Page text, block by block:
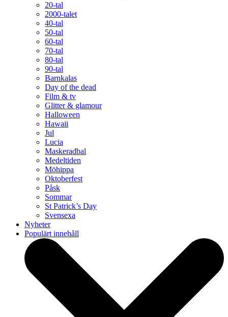
20-tal
2000-talet
40-tal
50-tal
60-tal
70-tal
80-tal
90-tal
Barnkalas
Day of the dead
Film & tv
Glitter & glamour
Halloween
Hawaii
Jul
Lucia
Maskeradbal
Medeltiden
Möhippa
Oktoberfest
Påsk
Sommar
St Patrick’s Day
Svensexa
Nyheter
Populärt innehåll